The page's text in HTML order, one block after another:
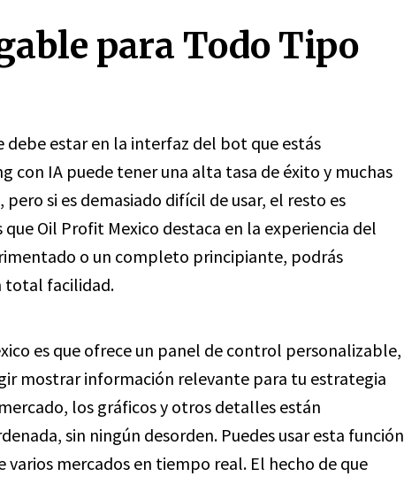
para Todo Tipo
estar en la interfaz del bot que estás
con IA puede tener una alta tasa de éxito y muchas
si es demasiado difícil de usar, el resto es
Oil Profit Mexico destaca en la experiencia del
o un completo principiante, podrás
total facilidad.
es que ofrece un panel de control personalizable,
mostrar información relevante para tu estrategia
los gráficos y otros detalles están
sin ningún desorden. Puedes usar esta función
varios mercados en tiempo real. El hecho de que